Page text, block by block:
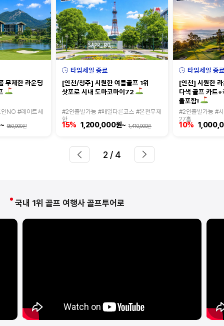
무제한 라운딩
NO #레이트체
950,000원
타임세일 종료
[인천/청주] 시원한 여름골프 1위
삿포로 시내 도마코마이72
#2인출발가능 #매일다른코스 #온천무제
한
15% 1,200,000원~ 1,410,000원
타임세일 종
[인천] 시원한
다색 골프 카트
올포함!
#2인출발가능 #
27홀
10%
2 / 4
국내 1위 골프 여행사 골프투어로